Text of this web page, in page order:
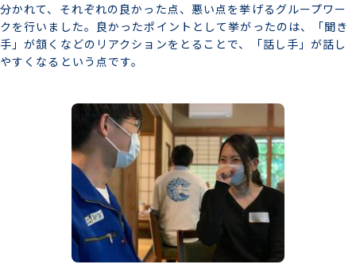
分かれて、それぞれの良かった点、悪い点を挙げるグループワー
クを行いました。良かったポイントとして挙がったのは、「聞き
手」が頷くなどのリアクションをとることで、「話し手」が話し
やすくなるという点です。